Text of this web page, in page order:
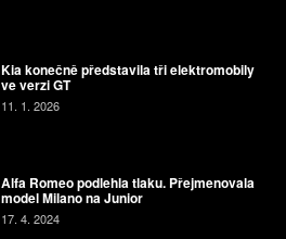
Kia konečně představila tři elektromobily
ve verzi GT
11. 1. 2026
Alfa Romeo podlehla tlaku. Přejmenovala
model Milano na Junior
17. 4. 2024